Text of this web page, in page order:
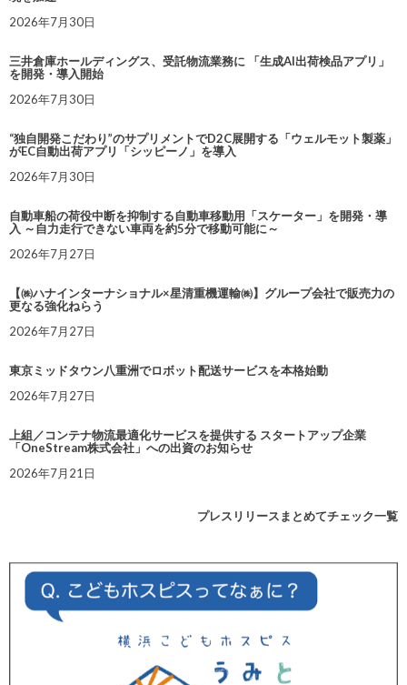
2026年7月30日
三井倉庫ホールディングス、受託物流業務に 「生成AI出荷検品アプリ」
を開発・導入開始
2026年7月30日
“独自開発こだわり”のサプリメントでD2C展開する「ウェルモット製薬」
がEC自動出荷アプリ「シッピーノ」を導入
2026年7月30日
自動車船の荷役中断を抑制する自動車移動用「スケーター」を開発・導
入 ～自力走行できない車両を約5分で移動可能に～
2026年7月27日
【㈱ハナインターナショナル×星清重機運輸㈱】グループ会社で販売力の
更なる強化ねらう
2026年7月27日
東京ミッドタウン八重洲でロボット配送サービスを本格始動
2026年7月27日
上組／コンテナ物流最適化サービスを提供する スタートアップ企業
「OneStream株式会社」への出資のお知らせ
2026年7月21日
プレスリリースまとめてチェック一覧